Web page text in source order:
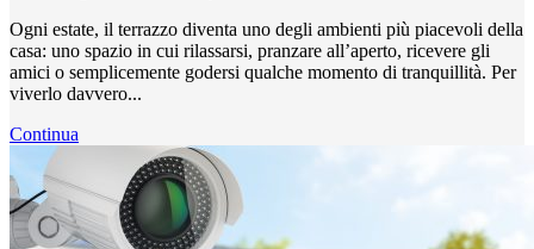
Ogni estate, il terrazzo diventa uno degli ambienti più piacevoli della
casa: uno spazio in cui rilassarsi, pranzare all’aperto, ricevere gli
amici o semplicemente godersi qualche momento di tranquillità. Per
viverlo davvero...
Continua